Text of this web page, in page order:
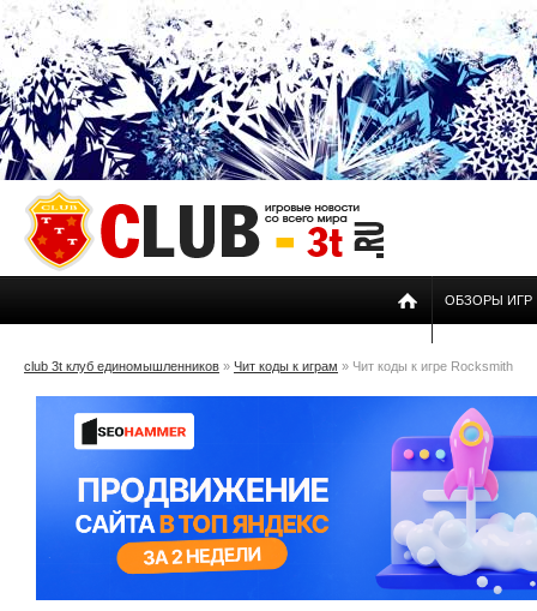
ОБЗОРЫ ИГР
club 3t клуб единомышленников » Чит коды к играм » Чит коды к игре Rocksmith